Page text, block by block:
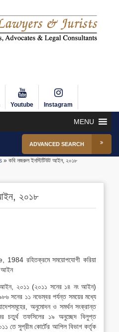
Youtube Instagram
MENU
ADVANCED SEARCH
» কবি নজরুল ইনস্টিটিউট আইন, ২০১৮
২০১৮
রহিতক্রমে সময়োপযোগী করিয়া
আইন
আইন, ২০১১ (২০১১ সনের ১৪ নং আইন)
সনের ১১ নভেম্বর পর্যন্ত সময়ের মধ্যে
অনুমোদন ও সমর্থন সংক্রান্ত
চতুর্থ তফসিলের ১৯ অনুচ্ছেদ বিলুপ্ত
তে সুপ্রীম কোর্টের আপিল বিভাগ কর্তৃক